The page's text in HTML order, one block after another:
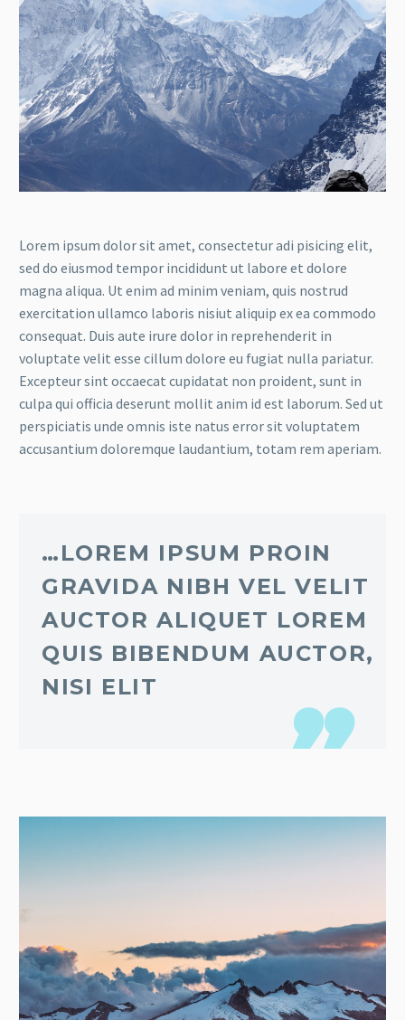
Lorem ipsum dolor sit amet, consectetur adi pisicing elit,
sed do eiusmod tempor incididunt ut labore et dolore
magna aliqua. Ut enim ad minim veniam, quis nostrud
exercitation ullamco laboris nisiut aliquip ex ea commodo
consequat. Duis aute irure dolor in reprehenderit in
voluptate velit esse cillum dolore eu fugiat nulla pariatur.
Excepteur sint occaecat cupidatat non proident, sunt in
culpa qui officia deserunt mollit anim id est laborum. Sed ut
perspiciatis unde omnis iste natus error sit voluptatem
accusantium doloremque laudantium, totam rem aperiam.
…LOREM IPSUM PROIN
GRAVIDA NIBH VEL VELIT
AUCTOR ALIQUET LOREM
QUIS BIBENDUM AUCTOR,
NISI ELIT